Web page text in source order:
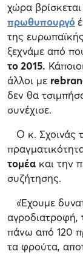
χώρα
πρωθυπουργό
της ευρωπαϊκής
ξεχνάμε από
το 2015.
άλλοι με
δεν θα
συνέχισε.
Ο κ. Σχοινάς
τομέα και την
συζήτησης.
«Έχουμε
αγροδιατροφή,
πάνω από 120
τα φρούτα,